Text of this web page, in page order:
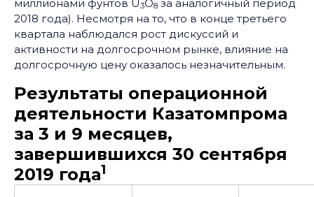
миллионами фунтов U3O8 за аналогичный период
2018 года). Несмотря на то, что в конце третьего
квартала наблюдался рост дискуссий и
активности на долгосрочном рынке, влияние на
долгосрочную цену оказалось незначительным.
Результаты операционной
деятельности Казатомпрома
за 3 и 9 месяцев,
завершившихся 30 сентября
2019 года1